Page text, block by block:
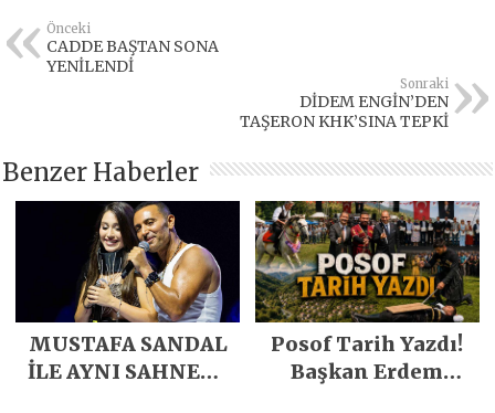
Önceki
CADDE BAŞTAN SONA
YENİLENDİ
Sonraki
DİDEM ENGİN’DEN
TAŞERON KHK’SINA TEPKİ
Benzer Haberler
MUSTAFA SANDAL
İLE AYNI SAHNEDE
Posof Tarih Yazdı!
Başkan Erdem